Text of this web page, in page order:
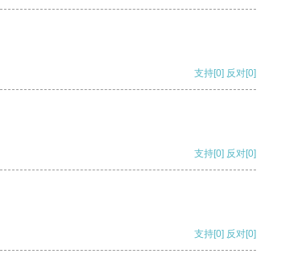
支持[0] 反对[0]
支持[0] 反对[0]
支持[0] 反对[0]